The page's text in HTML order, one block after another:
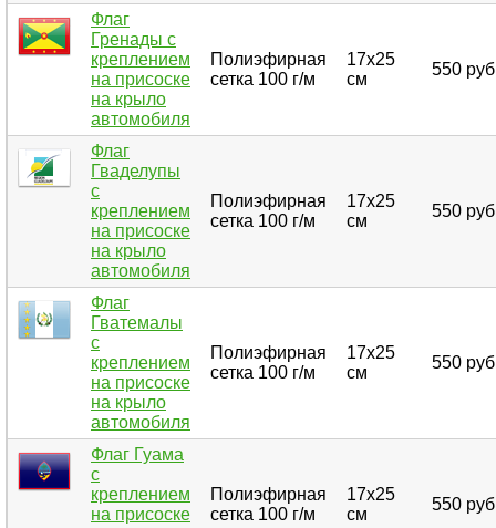
Флаг
Гренады с
креплением
на присоске
на крыло
автомобиля
Полиэфирная
сетка 100 г/м
17х25
см
550
Флаг
Гваделупы
с
креплением
на присоске
на крыло
автомобиля
Полиэфирная
сетка 100 г/м
17х25
см
550
Флаг
Гватемалы
с
креплением
на присоске
на крыло
автомобиля
Полиэфирная
сетка 100 г/м
17х25
см
550
Флаг Гуама
с
креплением
на присоске
Полиэфирная
сетка 100 г/м
17х25
см
550